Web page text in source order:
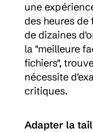
une
des heures
de dizaines
la "meilleure
fichiers",
nécessite
critiques.
Adapter la